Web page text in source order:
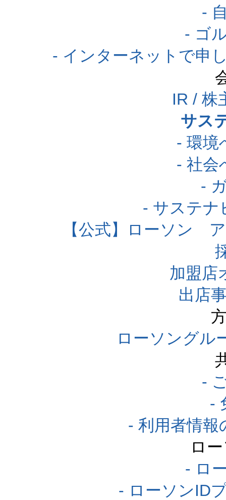
-
- ゴ
- インターネットで申
IR / 株
サス
- 環境
- 社会
-
- サステナ
【公式】ローソン
加盟店
出店
ローソングル
-
-
- 利用者情報
ロ
- ロ
- ローソンID